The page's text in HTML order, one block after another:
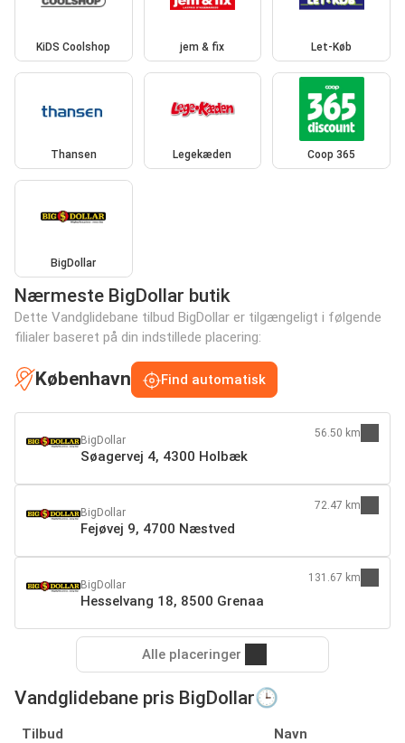
KiDS Coolshop jem & fix Let-Køb
Thansen Legekæden Coop 365
BigDollar
Nærmeste BigDollar butik
Dette Vandglidebane tilbud BigDollar er tilgængeligt i følgende
filialer baseret på din indstillede placering:
København Find automatisk
BigDollar
Søagervej 4, 4300 Holbæk
56.50 km
BigDollar
Fejøvej 9, 4700 Næstved
72.47 km
BigDollar
Hesselvang 18, 8500 Grenaa
131.67 km
Alle placeringer
Vandglidebane pris BigDollar🕒
Tilbud Navn